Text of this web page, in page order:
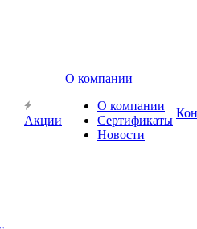
Акции
О компании
О компании
Сертификаты
Новости